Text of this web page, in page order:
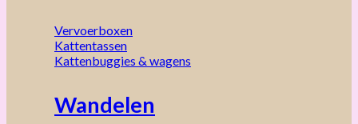
Vervoerboxen
Kattentassen
Kattenbuggies & wagens
Wandelen